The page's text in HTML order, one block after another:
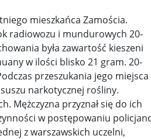
dziś na Niemców to ...
słowach „Polska dla Polak ...
Grzegorza Brauna. ...
albo płać 50 proc. ...
w dawnych zakładac ...
mieszkańca Zamościa.
radiowozu i mundurowych 20-
była zawartość kieszeni
w ilości blisko 21 gram. 20-
przeszukania jego miejsca
narkotycznej rośliny.
Mężczyzna przyznał się do ich
w postępowaniu
z warszawskich uczelni,